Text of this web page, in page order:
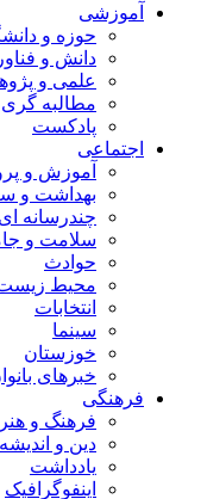
آموزشی
حوزه و
دانش و
علمی و
مطالبه گری
پادکست
اجتماعی
آموزش و
بهداشت و
چندرسانه ای
سلامت و
حوادث
محیط
انتخابات
سینما
خوزستان
خبرهای
فرهنگی
فرهنگ و هنر
دین و اندیشه
یادداشت
اینفوگرافیک